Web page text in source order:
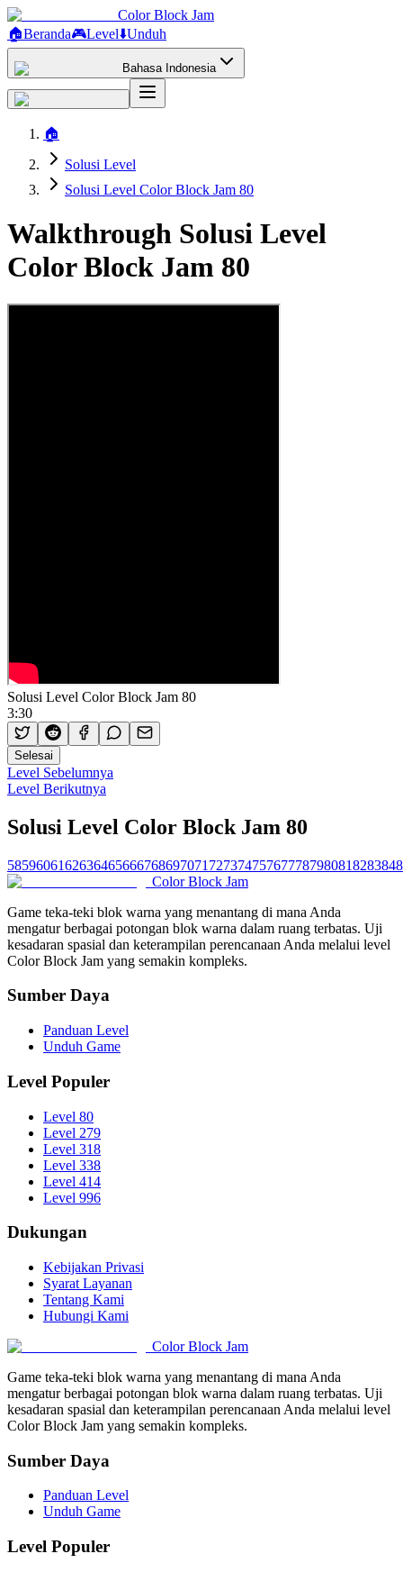
Color Block Jam
🏠Beranda🎮Level⬇️Unduh
Bahasa Indonesia
🏠
Solusi Level
Solusi Level Color Block Jam 80
Walkthrough Solusi Level
Color Block Jam 80
Solusi Level Color Block Jam 80
3:30
Selesai
Level Sebelumnya
Level Berikutnya
Solusi Level Color Block Jam 80
5859606162636465666768697071 72737475767778798081828384
Color Block Jam
Game teka-teki blok warna yang menantang di mana Anda
mengatur berbagai potongan blok warna dalam ruang terbatas. Uji
kesadaran spasial dan keterampilan perencanaan Anda melalui level
Color Block Jam yang semakin kompleks.
Sumber Daya
Panduan Level
Unduh Game
Level Populer
Level 80
Level 279
Level 318
Level 338
Level 414
Level 996
Dukungan
Kebijakan Privasi
Syarat Layanan
Tentang Kami
Hubungi Kami
Color Block Jam
Game teka-teki blok warna yang menantang di mana Anda
mengatur berbagai potongan blok warna dalam ruang terbatas. Uji
kesadaran spasial dan keterampilan perencanaan Anda melalui level
Color Block Jam yang semakin kompleks.
Sumber Daya
Panduan Level
Unduh Game
Level Populer